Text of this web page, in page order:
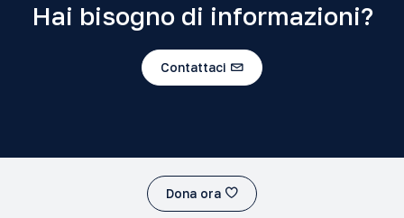
Hai bisogno di informazioni?
Contattaci
Dona ora